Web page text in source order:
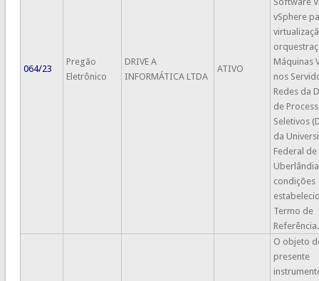
064/23
Pregão
Eletrônico
DRIVE A
INFORMÁTICA LTDA
ATIVO
vSphere
Máquinas
nos
Redes da
de
Seletivos
da
Federal de
condições
Termo de
Referência.
O objeto
presente